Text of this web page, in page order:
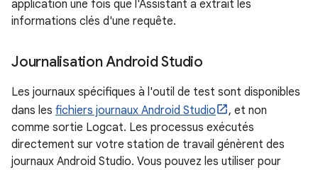
application une fois que l'Assistant a extrait les
informations clés d'une requête.
Journalisation Android Studio
Les journaux spécifiques à l'outil de test sont disponibles
dans les fichiers journaux Android Studio
, et non
comme sortie Logcat. Les processus exécutés
directement sur votre station de travail génèrent des
journaux Android Studio. Vous pouvez les utiliser pour